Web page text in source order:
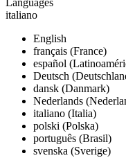
Languages
italiano
English
français (France)
español
Deutsch
dansk (Danmark)
Nederlands
italiano (Italia)
polski (Polska)
português (Brasil)
svenska (Sverige)